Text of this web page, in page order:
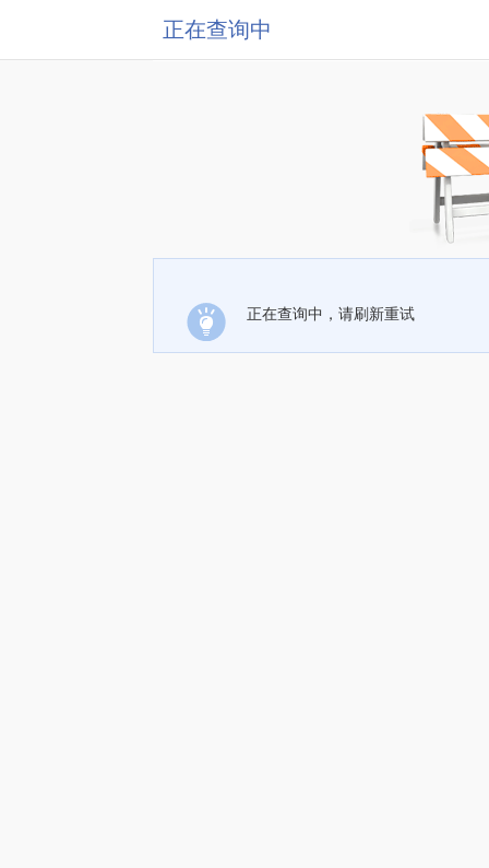
正在查询中
正在查询中，请刷新重试